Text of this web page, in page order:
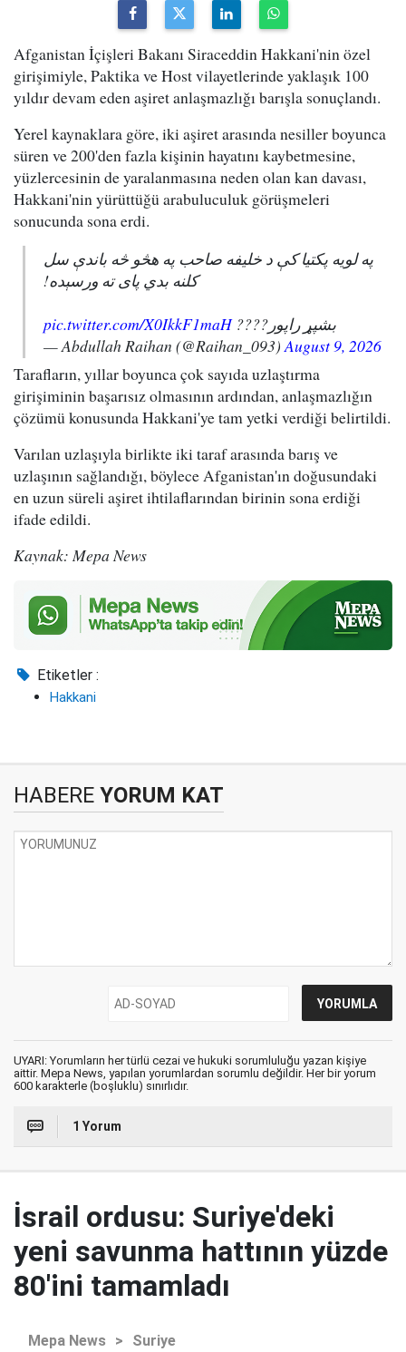
Afganistan İçişleri Bakanı Siraceddin Hakkani'nin özel
girişimiyle, Paktika ve Host vilayetlerinde yaklaşık 100
yıldır devam eden aşiret anlaşmazlığı barışla sonuçlandı.
Yerel kaynaklara göre, iki aşiret arasında nesiller boyunca
süren ve 200'den fazla kişinin hayatını kaybetmesine,
yüzlercesinin de yaralanmasına neden olan kan davası,
Hakkani'nin yürüttüğü arabuluculuk görüşmeleri
sonucunda sona erdi.
په لویه پکتیا کې د خلیفه صاحب په هڅو څه باندې سل
کلنه بدي پای ته ورسېده!
بشپړ راپور????pic.twitter.com/X0IkkF1maH
— Abdullah Raihan (@Raihan_093)August 9, 2026
Tarafların, yıllar boyunca çok sayıda uzlaştırma
girişiminin başarısız olmasının ardından, anlaşmazlığın
çözümü konusunda Hakkani'ye tam yetki verdiği belirtildi.
Varılan uzlaşıyla birlikte iki taraf arasında barış ve
uzlaşının sağlandığı, böylece Afganistan'ın doğusundaki
en uzun süreli aşiret ihtilaflarından birinin sona erdiği
ifade edildi.
Kaynak: Mepa News
Etiketler :
Hakkani
HABERE YORUM KAT
UYARI: Yorumların her türlü cezai ve hukuki sorumluluğu yazan kişiye
aittir. Mepa News, yapılan yorumlardan sorumlu değildir. Her bir yorum
600 karakterle (boşluklu) sınırlıdır.
1 Yorum
İsrail ordusu: Suriye'deki
yeni savunma hattının yüzde
80'ini tamamladı
Mepa News > Suriye